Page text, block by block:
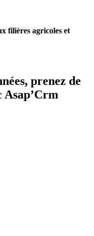
filières agricoles et
prenez de
Asap’Crm